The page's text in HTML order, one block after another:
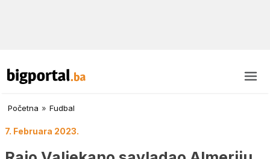
Početna » Fudbal
7. Februara 2023.